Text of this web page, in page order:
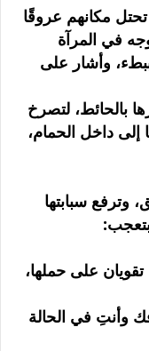
مكانهم عروقًا
في المرآة
وأشار على
بالحائط، لتصرخ
إلى داخل الحمام،
سبابتها
بتعجب:
على حملها،
وأنتِ في الحالة